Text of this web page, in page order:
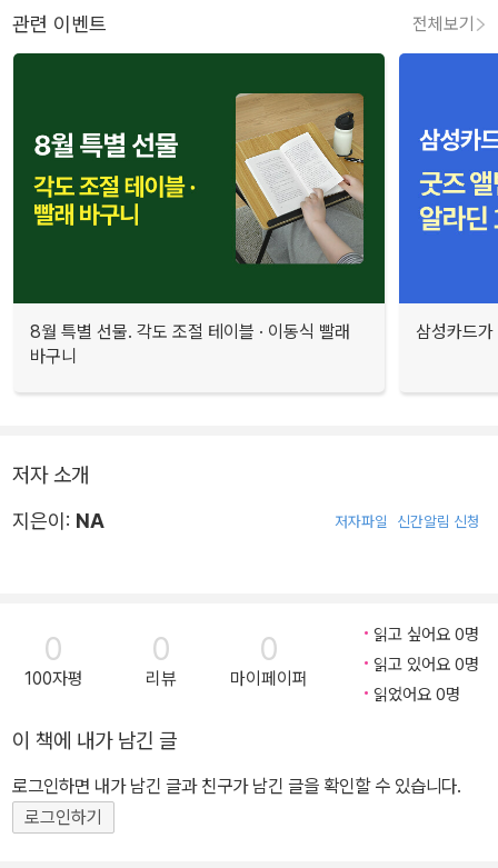
관련 이벤트 전체보기
8월 특별 선물. 각도 조절 테이블 · 이동식 빨래
바구니
삼성카드
저자 소개
지은이: NA 저자파일 신간알림 신청
0
100자평
0
리뷰
0
마이페이퍼
읽고 싶어요 0명
읽고 있어요 0명
읽었어요 0명
이 책에 내가 남긴 글
로그인하면 내가 남긴 글과 친구가 남긴 글을 확인할 수 있습니다.
로그인하기